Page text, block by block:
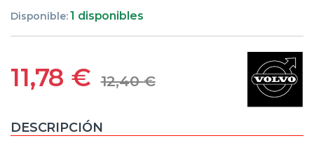
Disponible:1 disponibles
11,78 € 12,40€
DESCRIPCIÓN